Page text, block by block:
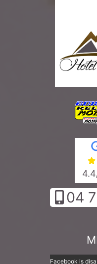
4.4
04
Facebook is